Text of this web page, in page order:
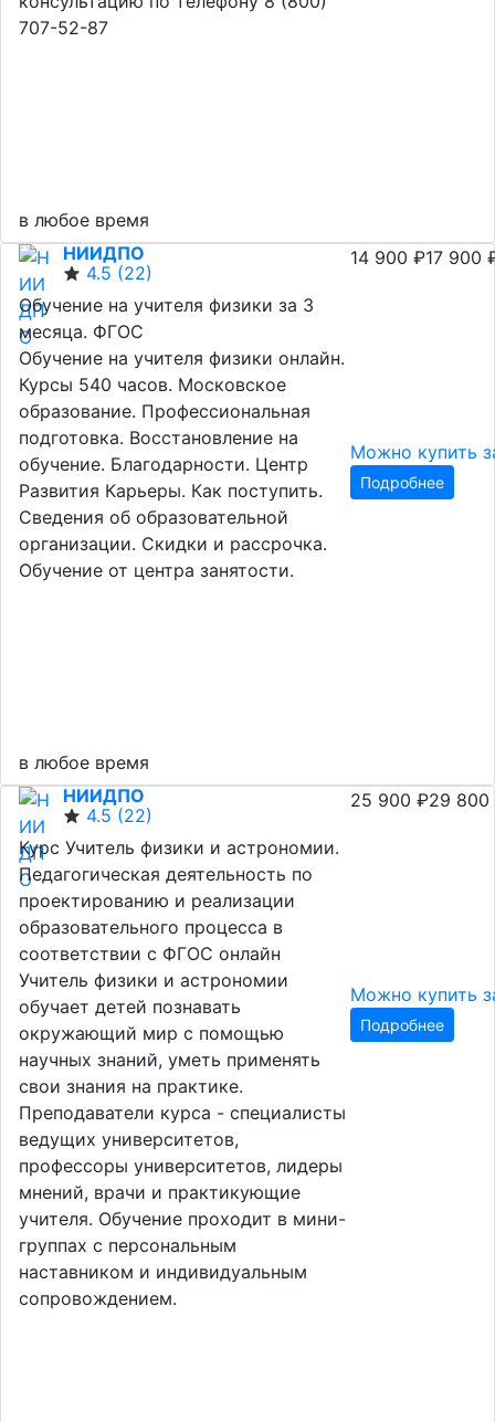
707-52-87
в любое время
НИИДПО
4.5 (22)
Обучение на учителя физики за 3
месяца. ФГОС
Обучение на учителя физики онлайн.
Курсы 540 часов. Московское
образование. Профессиональная
подготовка. Восстановление на
обучение. Благодарности. Центр
Развития Карьеры. Как поступить.
Сведения об образовательной
организации. Скидки и рассрочка.
Обучение от центра занятости.
в любое время
14 900 ₽17 900
Можно купить
Подробнее
НИИДПО
4.5 (22)
Курс Учитель физики и астрономии.
Педагогическая деятельность по
проектированию и реализации
образовательного процесса в
соответствии с ФГОС онлайн
Учитель физики и астрономии
обучает детей познавать
окружающий мир с помощью
научных знаний, уметь применять
свои знания на практике.
Преподаватели курса - специалисты
ведущих университетов,
профессоры университетов, лидеры
мнений, врачи и практикующие
учителя. Обучение проходит в мини-
группах с персональным
наставником и индивидуальным
сопровождением.
25 900 ₽29 800
Можно купить
Подробнее